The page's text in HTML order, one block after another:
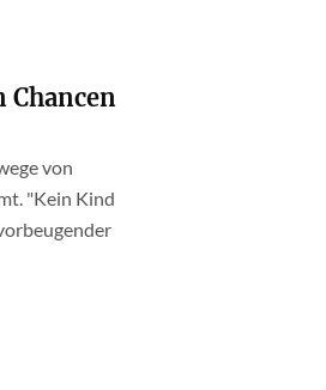
von
"Kein Kind